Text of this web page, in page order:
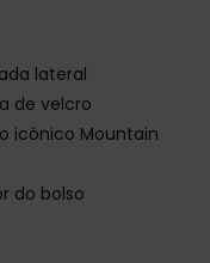
lateral
de velcro
icónico Mountain
do bolso